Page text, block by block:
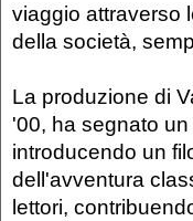
viaggio attraverso
della società,
La produzione di
'00, ha segnato
introducendo un
dell'avventura
lettori,